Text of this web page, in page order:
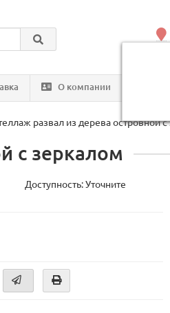
по
О компании
развал из дерева островной
с зеркалом
Доступность: Уточните